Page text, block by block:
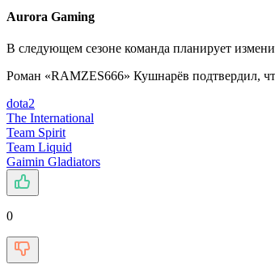
Aurora Gaming
В следующем сезоне команда планирует
Роман «RAMZES666» Кушнарёв подтвердил,
dota2
The International
Team Spirit
Team Liquid
Gaimin Gladiators
0